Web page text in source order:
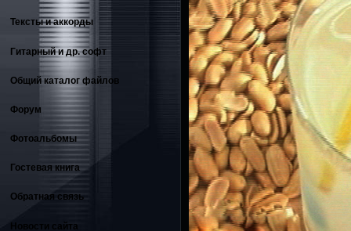
Тексты и аккорды
Гитарный и др. софт
Общий каталог файлов
Форум
Фотоальбомы
Гостевая книга
Обратная связь
Новости сайта